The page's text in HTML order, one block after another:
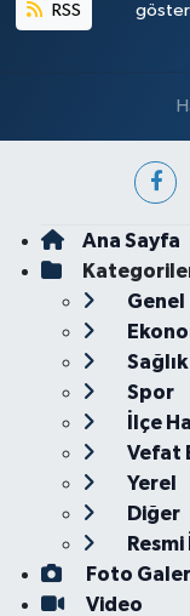
RSS
Ana Sayfa
Genel
Sağlık
Spor
İlçe
Vefat
Yerel
Diğer
Foto
Video